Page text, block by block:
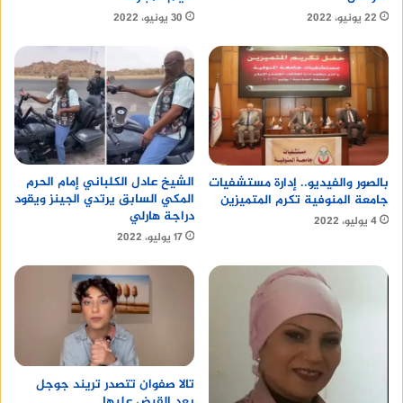
22 يونيو، 2022 30 يونيو، 2022
بالصور والفيديو.. إدارة مستشفيات
جامعة المنوفية تكرم المتميزين
4 يوليو، 2022
الشيخ عادل الكلباني إمام الحرم
المكي السابق يرتدي الجينز ويقود
دراجة هارلي
17 يوليو، 2022
تالا صفوان تتصدر تريند جوجل